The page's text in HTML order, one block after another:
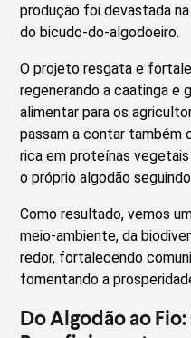
produção foi devastada
do bicudo-do-algodoeiro.
O projeto resgata e
regenerando a caatinga e
alimentar para os
passam a contar também
rica em proteínas
o próprio algodão
Como resultado, vemos
meio-ambiente, da
redor, fortalecendo
fomentando a
Do Algodão ao